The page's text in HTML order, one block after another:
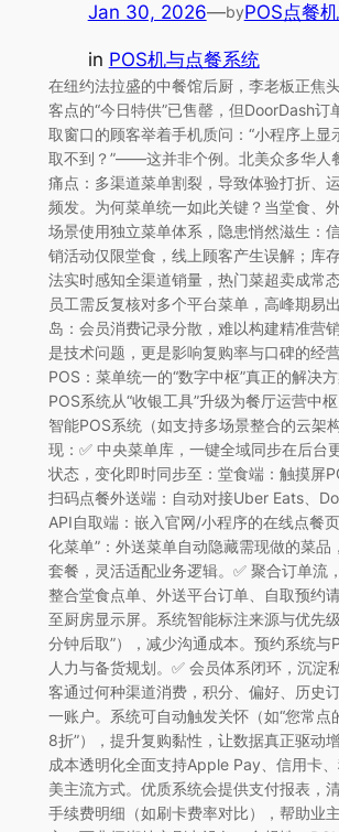
Jan 30, 2026—byPOS点餐
in POS机与点餐系统
在纽约法拉盛的中餐馆后厨，李老板正焦
客点的“今日特供”已售罄，但DoorDash订
取窗口的顾客举着手机质问：“小程序上显
取不到？”——这并非个例。北美众多华人
痛点：多渠道菜单割裂，导致体验打折、
频发。为何菜单统一如此关键？当堂食、
场景使用独立菜单体系，隐患悄然滋生：
销活动仅限堂食，线上顾客产生误解；库
法实时感知全渠道销量，热门菜超卖成常
员工需反复核对多个平台菜单，高峰期易
岛：会员消费记录分散，难以构建精准营
是技术问题，更是影响复购率与口碑的经
POS：菜单统一的“数字中枢”真正的解决
POS系统从“收银工具”升级为餐厅运营中
智能POS系统（如支持多场景整合的云架
现：✅ 中央菜单库，一键全域同步在后台
状态，变化即时同步至：堂食端：触摸屏
扫码点餐外送端：自动对接Uber Eats、
API自取端：嵌入官网/小程序的在线点餐
化菜单”：外送菜单自动隐藏需现做的菜品
套餐，灵活适配业务逻辑。✅ 聚合订单流
整合堂食点单、外送平台订单、自取预约
至厨房显示屏。系统智能标注来源与优先
分钟后取”），减少沟通成本。预约系统与
人力与备货规划。✅ 会员体系闭环，沉淀
客通过何种渠道消费，积分、偏好、历史
一账户。系统可自动触发关怀（如“您常点
8折”），提升复购黏性，让数据真正驱动
成本透明化全面支持Apple Pay、信用卡
美主流方式。优质系统会提供支付报表，
手续费明细（如刷卡费率对比），帮助业